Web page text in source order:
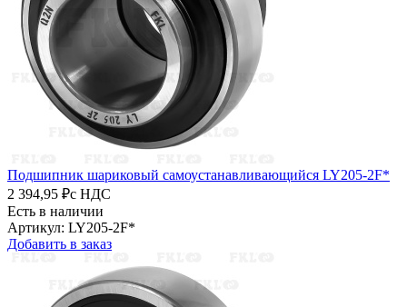
Подшипник шариковый самоустанавливающийся LY205-2F*
2 394,95 ₽с НДС
Есть в наличии
Артикул: LY205-2F*
Добавить в заказ